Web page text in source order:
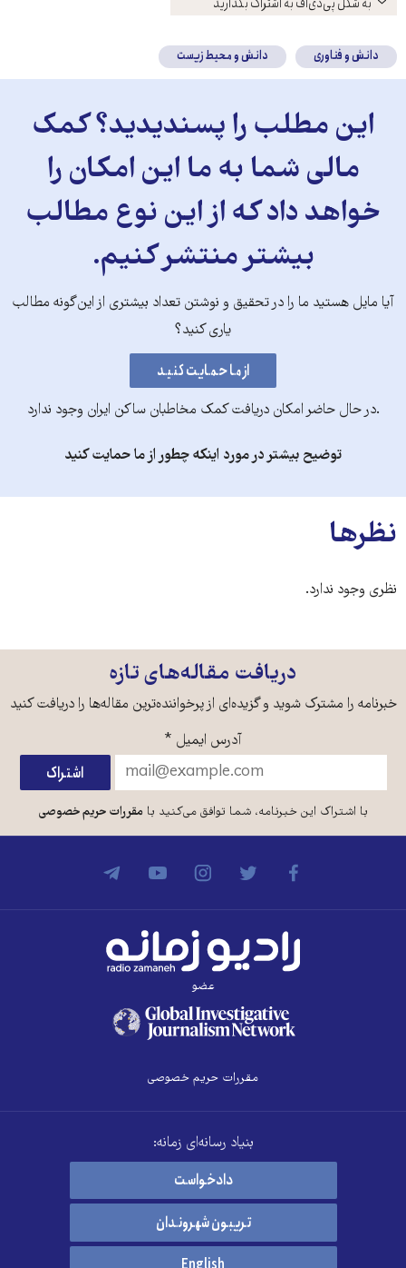
کنید
دانش و فناوری دانش و محیط زیست
این مطلب را پسندیدید؟ کمک
مالی شما به ما این امکان را
خواهد داد که از این نوع مطالب
بیشتر منتشر کنیم.
آیا مایل هستید ما را در تحقیق و نوشتن تعداد بیشتری از این‌گونه مطالب
یاری کنید؟
.در حال حاضر امکان دریافت کمک مخاطبان ساکن ایران وجود ندارد
توضیح بیشتر در مورد اینکه چطور از ما حمایت کنید
نظرها
نظری وجود ندارد.
دریافت مقاله‌های تازه
خبرنامه را مشترک شوید و گزیده‌ای از پرخواننده‌ترین مقاله‌ها را دریافت کنید
آدرس ایمیل *
با اشتراک این خبرنامه، شما توافق می‌کنید بامقررات حریم خصوصی
عضو
مقررات حریم خصوصی
بنیاد رسانه‌ای زمانه:
دادخواست
تریبون شهروندان